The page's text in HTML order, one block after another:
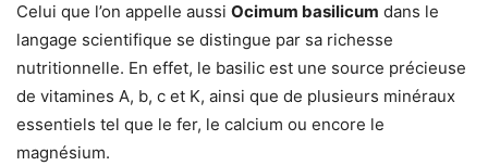
Celui que l’on appelle aussi Ocimum basilicum dans le
langage scientifique se distingue par sa richesse
nutritionnelle. En effet, le basilic est une source précieuse
de vitamines A, b, c et K, ainsi que de plusieurs minéraux
essentiels tel que le fer, le calcium ou encore le
magnésium.